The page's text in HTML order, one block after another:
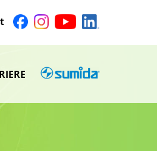
Untermenü
SUMIDA